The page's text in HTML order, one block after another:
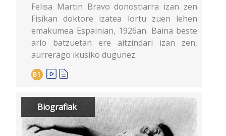
Felisa Martin Bravo donostiarra izan zen
Fisikan doktore izatea lortu zuen lehen
emakumea Espainian, 1926an. Baina beste
arlo batzuetan ere aitzindari izan zen,
aurrerago ikusiko dugunez.
B1
Biografiak